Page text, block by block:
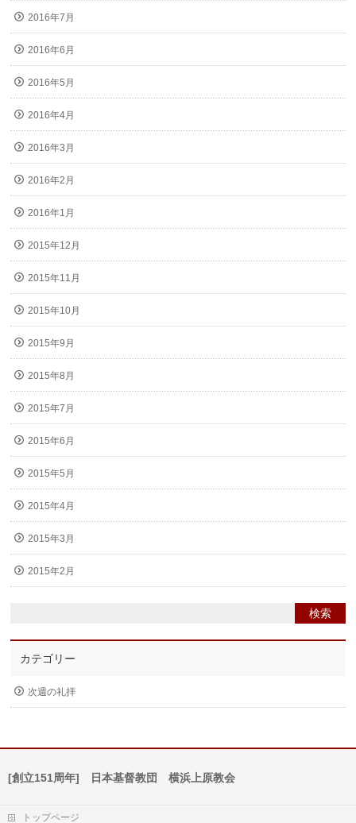
2016年7月
2016年6月
2016年5月
2016年4月
2016年3月
2016年2月
2016年1月
2015年12月
2015年11月
2015年10月
2015年9月
2015年8月
2015年7月
2015年6月
2015年5月
2015年4月
2015年3月
2015年2月
カテゴリー
次週の礼拝
[創立151周年] 日本基督教団 横浜上原教会
トップページ